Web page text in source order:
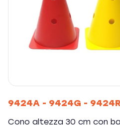
9424A - 9424G -
Cono altezza 30 cm con